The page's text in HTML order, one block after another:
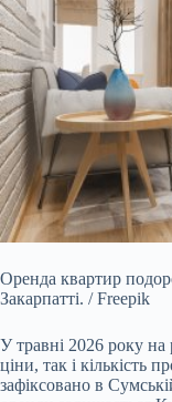
Оренда квартир
Закарпатті. / Freepik
У травні 2026 року
ціни, так і кількість
зафіксовано в